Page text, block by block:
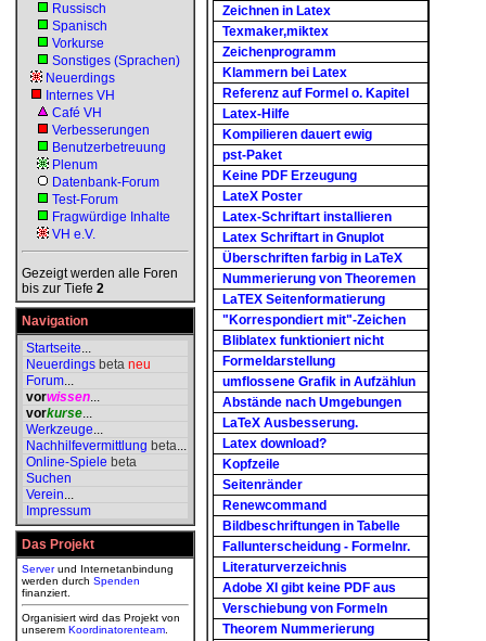
Russisch
Spanisch
Vorkurse
Sonstiges (Sprachen)
Neuerdings
Internes VH
Café VH
Verbesserungen
Benutzerbetreuung
Plenum
Datenbank-Forum
Test-Forum
Fragwürdige Inhalte
VH e.V.
Gezeigt werden alle Foren
bis zur Tiefe 2
Navigation
Startseite...
Neuerdings beta neu
Forum...
vorwissen...
vorkurse...
Werkzeuge...
Nachhilfevermittlung beta...
Online-Spiele beta
Suchen
Verein...
Impressum
Das Projekt
Serverund Internetanbindung
werden durch Spenden
finanziert.
Organisiert wird das Projekt von
unserem Koordinatorenteam
Zeichnen in Latex
Texmaker,miktex
Zeichenprogramm
Klammern bei Latex
Referenz auf Formel o. Kapitel
Latex-Hilfe
Kompilieren dauert ewig
pst-Paket
Keine PDF Erzeugung
LateX Poster
Latex-Schriftart installieren
Latex Schriftart in Gnuplot
Überschriften farbig in LaTeX
Nummerierung von Theoremen
LaTEX Seitenformatierung
"Korrespondiert mit"-Zeichen
Bliblatex funktioniert nicht
Formeldarstellung
umflossene Grafik in Aufzählun
Abstände nach Umgebungen
LaTeX Ausbesserung.
Latex download?
Kopfzeile
Seitenränder
Renewcommand
Bildbeschriftungen in Tabelle
Fallunterscheidung - Formelnr.
Literaturverzeichnis
Adobe XI gibt keine PDF aus
Verschiebung von Formeln
Theorem Nummerierung